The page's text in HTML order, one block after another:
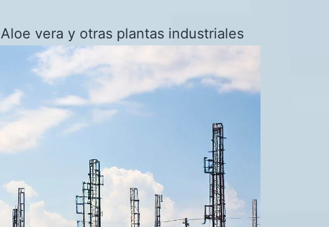
Aloe vera y otras plantas industriales